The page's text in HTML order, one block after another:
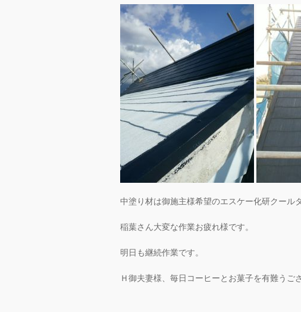
中塗り材は御施主様希望のエスケー化研クール
稲葉さん大変な作業お疲れ様です。
明日も継続作業です。
Ｈ御夫妻様、毎日コーヒーとお菓子を有難うご